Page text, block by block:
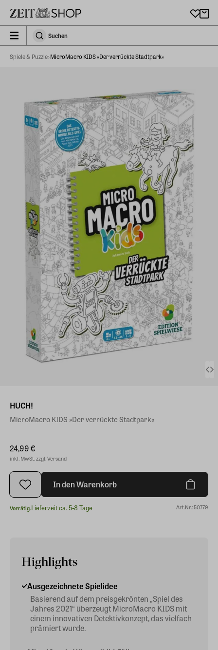
zeit_storefront.components.search.collapsed
SuchenSuchen
Spiele & Puzzle MicroMacro KIDS »Der verrückte Stadtpark«
HUCH!
MicroMacro KIDS »Der verrückte Stadtpark«
24,99 €
inkl. MwSt. zzgl. Versand
In den Warenkorb
Vorrätig.Lieferzeit ca. 5-8 Tage Art.Nr.: 50779
Highlights
Ausgezeichnete Spielidee
Basierend auf dem preisgekrönten „Spiel des
Jahres 2021“ überzeugt MicroMacro KIDS mit
einem innovativen Detektivkonzept, das vielfach
prämiert wurde.